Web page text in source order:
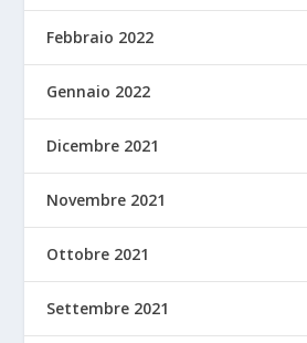
Febbraio 2022
Gennaio 2022
Dicembre 2021
Novembre 2021
Ottobre 2021
Settembre 2021